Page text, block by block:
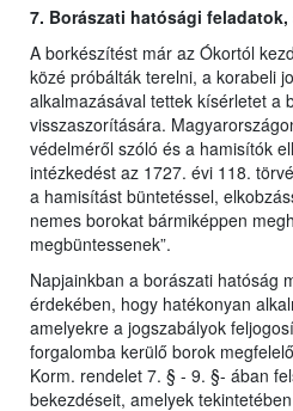
7. Borászati hatósági
A borkészítést már az Ókortól
közé próbálták terelni, a korabeli
alkalmazásával tettek kísérletet a
visszaszorítására.
védelméről szóló és a hamisítók
intézkedést az 1727. évi 118.
a hamisítást büntetéssel,
nemes borokat bármiképpen
megbüntessenek”.
Napjainkban a borászati hatóság
érdekében, hogy hatékonyan
amelyekre a jogszabályok
forgalomba kerülő borok
Korm. rendelet 7. § - 9. §- ában
bekezdéseit, amelyek